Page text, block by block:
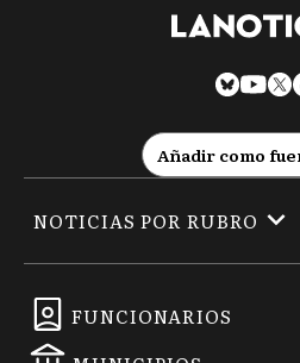
Añadir como
FUNCIONARIOS
NOTICIAS POR RUBRO